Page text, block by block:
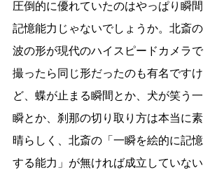
圧倒的に優れていたのはやっぱり瞬間
記憶能力じゃないでしょうか。北斎の
波の形が現代のハイスピードカメラで
撮ったら同じ形だったのも有名ですけ
ど、蝶が止まる瞬間とか、犬が笑う一
瞬とか、刹那の切り取り方は本当に素
晴らしく、北斎の「一瞬を絵的に記憶
する能力」が無ければ成立していない